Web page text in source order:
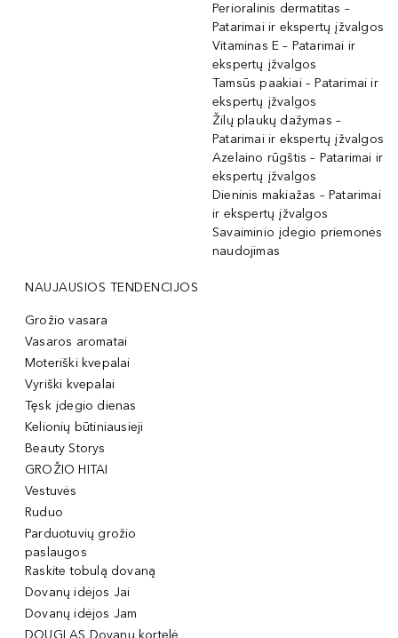
Perioralinis dermatitas –
Patarimai ir ekspertų įžvalgos
Vitaminas E – Patarimai ir
ekspertų įžvalgos
Tamsūs paakiai – Patarimai ir
ekspertų įžvalgos
Žilų plaukų dažymas –
Patarimai ir ekspertų įžvalgos
Azelaino rūgštis – Patarimai ir
ekspertų įžvalgos
Dieninis makiažas – Patarimai
ir ekspertų įžvalgos
Savaiminio įdegio priemonės
naudojimas
NAUJAUSIOS TENDENCIJOS
Grožio vasara
Vasaros aromatai
Moteriški kvepalai
Vyriški kvepalai
Tęsk įdegio dienas
Kelionių būtiniausieji
Beauty Storys
GROŽIO HITAI
Vestuvės
Ruduo
Parduotuvių grožio
paslaugos
Raskite tobulą dovaną
Dovanų idėjos Jai
Dovanų idėjos Jam